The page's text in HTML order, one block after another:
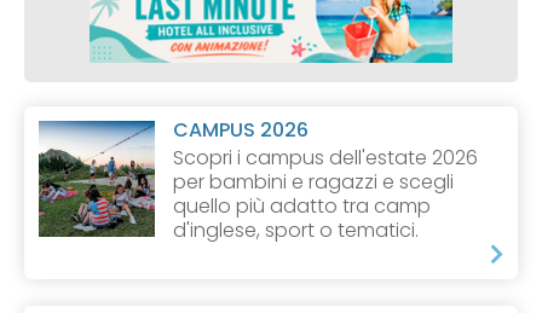
CAMPUS 2026
Scopri i campus dell'estate 2026
per bambini e ragazzi e scegli
quello più adatto tra camp
d'inglese, sport o tematici.